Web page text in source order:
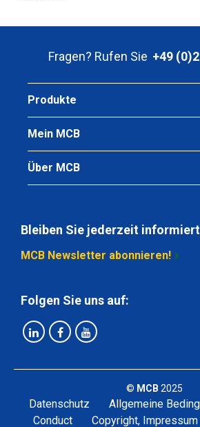
Fragen? Rufen Sie +49
Produkte
Mein MCB
Über MCB
Bleiben Sie jederzeit informiert
MCB Newsletter abonnieren!
Folgen Sie uns auf:
© MCB 2025
Datenschutz
Allgemeine
Conduct
Copyright,